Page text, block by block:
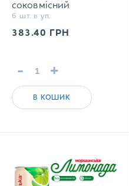
соковмісний
середньогазований
напій
6 шт. в уп.
383.40 ГРН
- +
В КОШИК